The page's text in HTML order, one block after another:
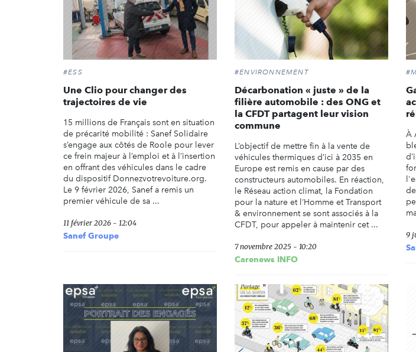
#ESS
Une Clio pour changer des
trajectoires de vie
15 millions de Français sont en situation
de précarité mobilité : Sanef Solidaire
s’engage aux côtés de Roole pour lever
ce frein majeur à l’emploi et à l’insertion
en offrant des véhicules dans le cadre
du dispositif Donnezvotrevoiture.org.
Le 9 février 2026, Sanef a remis un
premier véhicule de sa ...
11 février 2026 - 12:04
Sanef Groupe
#ENVIRONNEMENT
Décarbonation « juste » de la
filière automobile : des ONG et
la CFDT partagent leur vision
commune
L’objectif de mettre fin à la vente de
véhicules thermiques d’ici à 2035 en
Europe est remis en cause par des
constructeurs automobiles. En réaction,
le Réseau action climat, la Fondation
pour la nature et l’Homme et Transport
& environnement se sont associés à la
CFDT, pour appeler à maintenir cet ...
7 novembre 2025 - 10:20
Carenews INFO
À
9